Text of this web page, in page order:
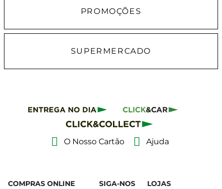
PROMOÇÕES
SUPERMERCADO
O Nosso Cartão Ajuda
COMPRAS ONLINE SIGA-NOS LOJAS